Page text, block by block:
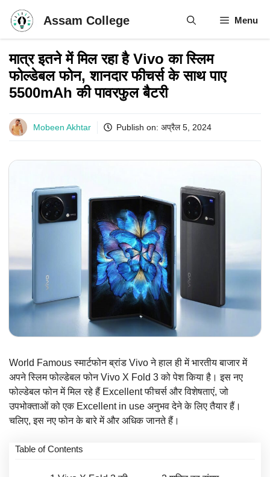
Skip
content
Assam College Menu
मात्र इतने में मिल रहा है Vivo का स्लिम
फोल्डेबल फोन, शानदार फीचर्स के साथ पाए
5500mAh की पावरफुल बैटरी
Mobeen Akhtar Publish on: अप्रैल 5, 2024
World Famous स्मार्टफोन ब्रांड Vivo ने हाल ही में भारतीय बाजार में
अपने स्लिम फोल्डेबल फोन Vivo X Fold 3 को पेश किया है। इस नए
फोल्डेबल फोन में मिल रहे हैं Excellent फीचर्स और विशेषताएं, जो
उपभोक्ताओं को एक Excellent in use अनुभव देने के लिए तैयार हैं।
चलिए, इस नए फोन के बारे में और अधिक जानते हैं।
Table of Contents